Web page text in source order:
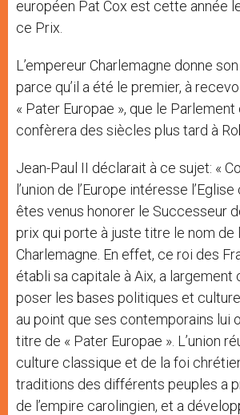
européen Pat Cox est cette année
ce Prix.
L’empereur Charlemagne donne
parce qu’il a été le premier, à
« Pater Europae », que le
confèrera des siècles plus tard à
Jean-Paul II déclarait à ce sujet: «
l’union de l’Europe intéresse
êtes venus honorer le Successeur
prix qui porte à juste titre le nom de
Charlemagne. En effet, ce roi des
établi sa capitale à Aix, a largement
poser les bases politiques et
au point que ses contemporains lui
titre de « Pater Europae ». L’union
culture classique et de la foi
traditions des différents peuples a
de l’empire carolingien, et a